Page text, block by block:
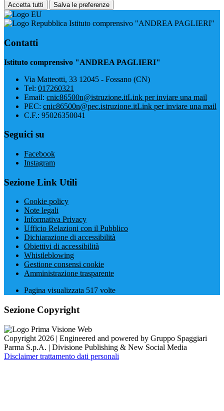
Accetta tutti Salva le preferenze
Istituto comprensivo "ANDREA PAGLIERI"
Contatti
Istituto comprensivo "ANDREA PAGLIERI"
Via Matteotti, 33 12045 - Fossano (CN)
Tel: 017260321
Email: cnic86500n@istruzione.itLink per inviare una mail
PEC: cnic86500n@pec.istruzione.itLink per inviare una mail
C.F.: 95026350041
Seguici su
Facebook
Instagram
Sezione Link Utili
Cookie policy
Note legali
Informativa Privacy
Ufficio Relazioni con il Pubblico
Dichiarazione di accessibilità
Obiettivi di accessibilità
Whistleblowing
Gestione consensi cookie
Amministrazione trasparente
Pagina visualizzata 517 volte
Sezione Copyright
Copyright 2026 | Engineered and powered by Gruppo Spaggiari
Parma S.p.A. | Divisione Publishing & New Social Media
Disclaimer trattamento dati personali